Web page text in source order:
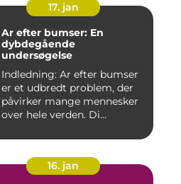
17. jan
Ar efter bumser: En
dybdegående
undersøgelse
Indledning: Ar efter bumser
er et udbredt problem, der
påvirker mange mennesker
over hele verden. Di...
16. jan